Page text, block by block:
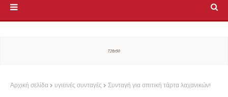
Αρχική σελίδα υγιεινές συνταγές Συνταγή για σπιτική τάρτα λαχανικών!